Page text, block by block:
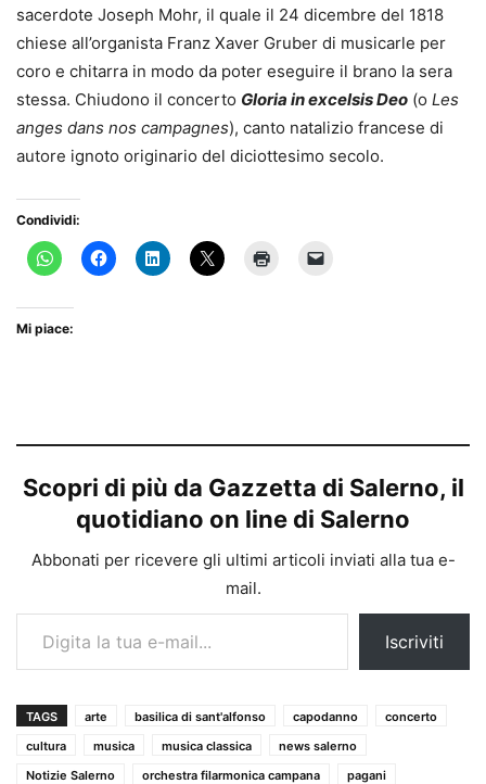
sacerdote Joseph Mohr, il quale il 24 dicembre del 1818
chiese all’organista Franz Xaver Gruber di musicarle per
coro e chitarra in modo da poter eseguire il brano la sera
stessa. Chiudono il concerto Gloria in excelsis Deo (o Les
anges dans nos campagnes), canto natalizio francese di
autore ignoto originario del diciottesimo secolo.
Condividi:
Mi piace:
Scopri di più da Gazzetta di Salerno, il
quotidiano on line di Salerno
Abbonati per ricevere gli ultimi articoli inviati alla tua e-
mail.
Digita la tua e-mail...
Iscriviti
TAGS arte basilica di sant'alfonso capodanno
concerto
cultura
musica musica classica
news salerno
Notizie Salerno
orchestra filarmonica campana
pagani